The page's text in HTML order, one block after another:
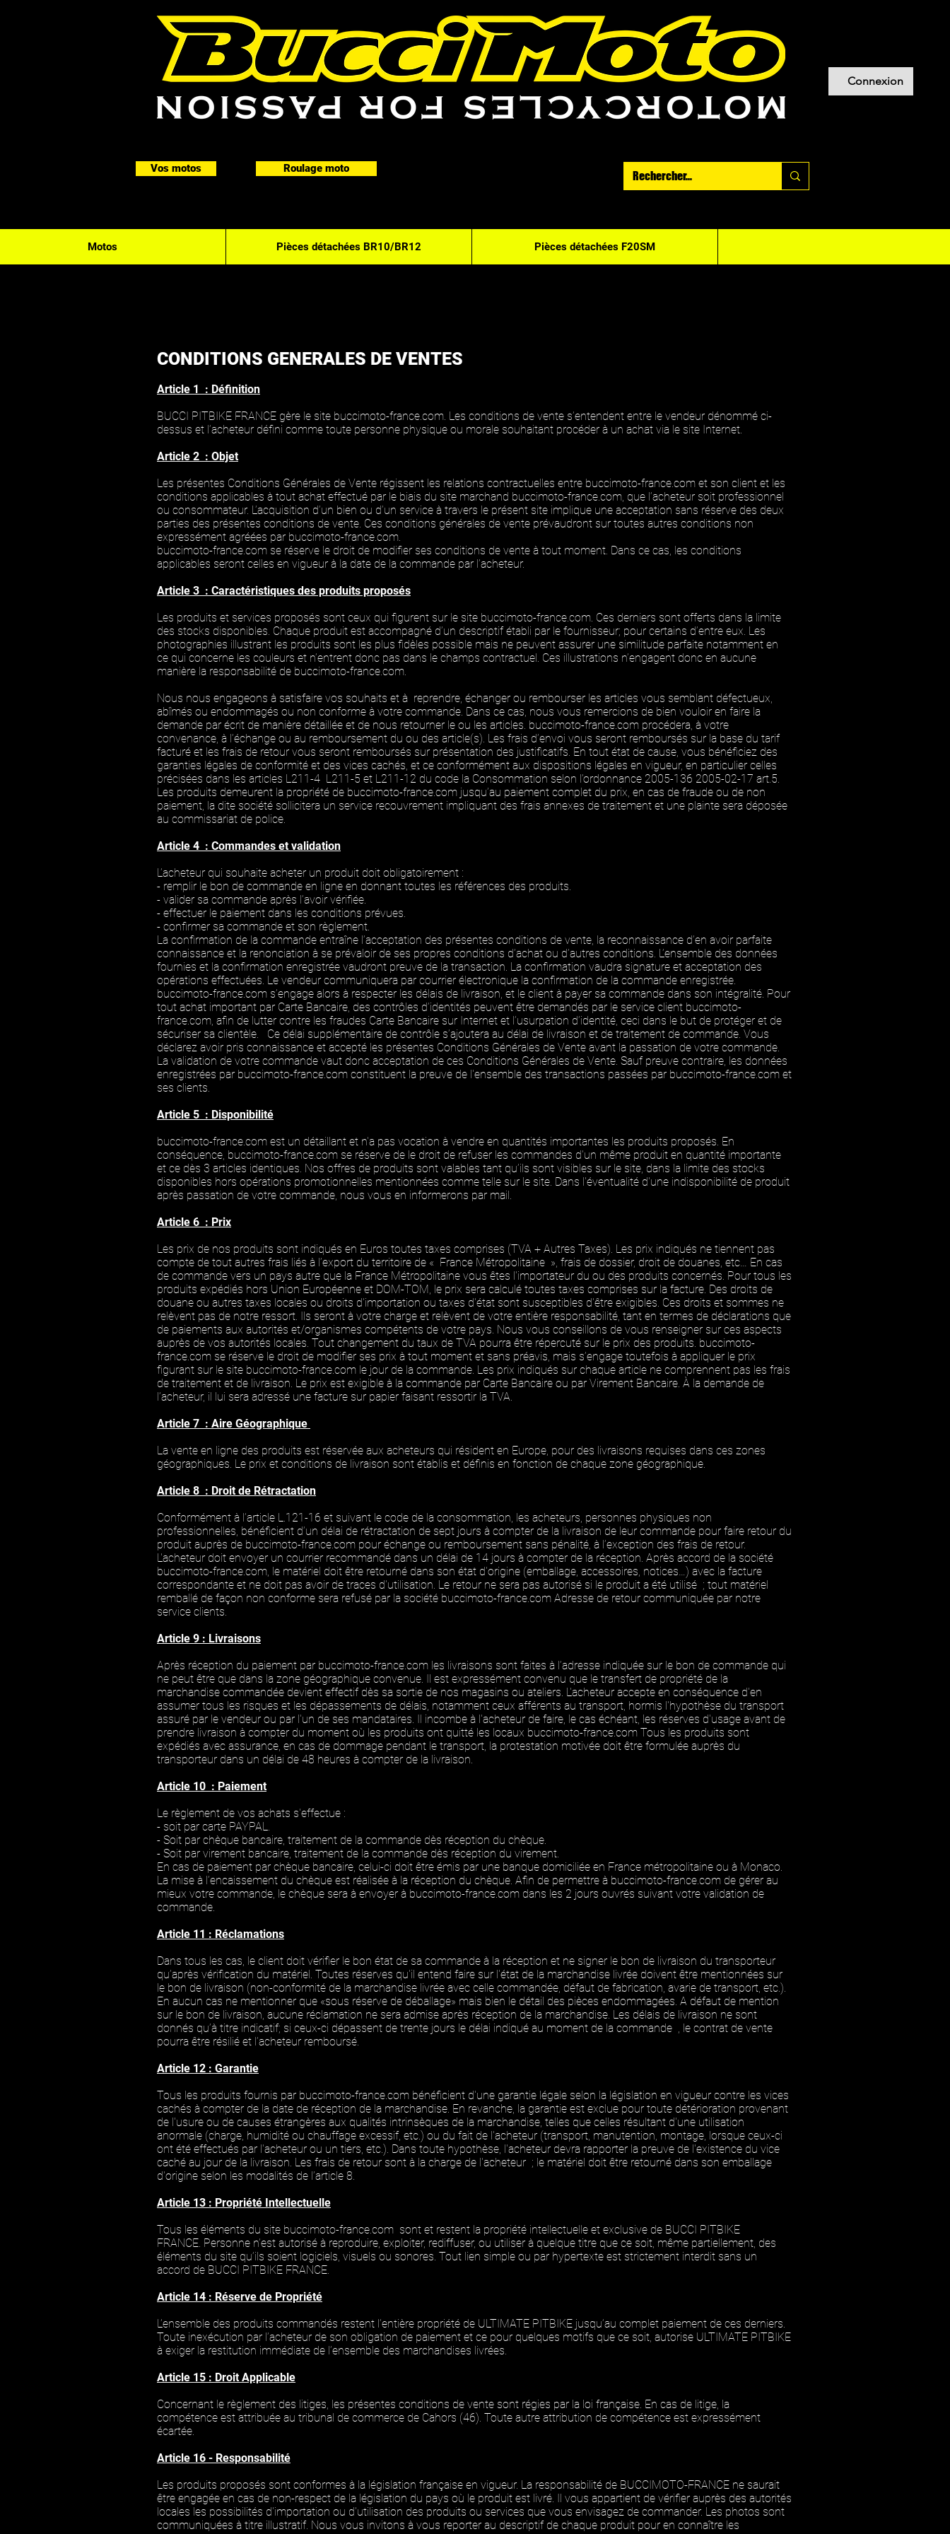
Connexion
Vos motos Roulage moto
Motos Pièces détachées BR10/BR12 Pièces détachées F20SM
CONDITIONS GENERALES DE VENTES
Article 1 : Définition
BUCCI PITBIKE FRANCE gère le site buccimoto-france.com. Les conditions de vente s’entendent entre le vendeur dénommé ci-
dessus et l’acheteur défini comme toute personne physique ou morale souhaitant procéder à un achat via le site Internet.
Article 2 : Objet
Les présentes Conditions Générales de Vente régissent les relations contractuelles entre buccimoto-france.com et son client et les
conditions applicables à tout achat effectué par le biais du site marchand buccimoto-france.com, que l’acheteur soit professionnel
ou consommateur. L’acquisition d’un bien ou d’un service à travers le présent site implique une acceptation sans réserve des deux
parties des présentes conditions de vente. Ces conditions générales de vente prévaudront sur toutes autres conditions non
expressément agréées par buccimoto-france.com.
buccimoto-france.com se réserve le droit de modifier ses conditions de vente à tout moment. Dans ce cas, les conditions
applicables seront celles en vigueur à la date de la commande par l’acheteur.
Article 3 : Caractéristiques des produits proposés
Les produits et services proposés sont ceux qui figurent sur le site buccimoto-france.com. Ces derniers sont offerts dans la limite
des stocks disponibles. Chaque produit est accompagné d’un descriptif établi par le fournisseur; pour certains d’entre eux. Les
photographies illustrant les produits sont les plus fidèles possible mais ne peuvent assurer une similitude parfaite notamment en
ce qui concerne les couleurs et n’entrent donc pas dans le champs contractuel. Ces illustrations n’engagent donc en aucune
manière la responsabilité de buccimoto-france.com.
Nous nous engageons à satisfaire vos souhaits et à reprendre, échanger ou rembourser les articles vous semblant défectueux,
abîmés ou endommagés ou non conforme à votre commande. Dans ce cas, nous vous remercions de bien vouloir en faire la
demande par écrit de manière détaillée et de nous retourner le ou les articles. buccimoto-france.com procédera, à votre
convenance, à l’échange ou au remboursement du ou des article(s). Les frais d’envoi vous seront remboursés sur la base du tarif
facturé et les frais de retour vous seront remboursés sur présentation des justificatifs. En tout état de cause, vous bénéficiez des
garanties légales de conformité et des vices cachés, et ce conformément aux dispositions légales en vigueur, en particulier celles
précisées dans les articles L211-4 L211-5 et L211-12 du code la Consommation selon l’ordonnance 2005-136 2005-02-17 art.5.
Les produits demeurent la propriété de buccimoto-france.com jusqu’au paiement complet du prix, en cas de fraude ou de non
paiement, la dite société sollicitera un service recouvrement impliquant des frais annexes de traitement et une plainte sera déposée
au commissariat de police.
Article 4 : Commandes et validation
L’acheteur qui souhaite acheter un produit doit obligatoirement :
- remplir le bon de commande en ligne en donnant toutes les références des produits.
- valider sa commande après l’avoir vérifiée.
- effectuer le paiement dans les conditions prévues.
- confirmer sa commande et son règlement.
La confirmation de la commande entraîne l’acceptation des présentes conditions de vente, la reconnaissance d’en avoir parfaite
connaissance et la renonciation à se prévaloir de ses propres conditions d’achat ou d’autres conditions. L’ensemble des données
fournies et la confirmation enregistrée vaudront preuve de la transaction. La confirmation vaudra signature et acceptation des
opérations effectuées. Le vendeur communiquera par courrier électronique la confirmation de la commande enregistrée.
buccimoto-france.com s’engage alors à respecter les délais de livraison, et le client à payer sa commande dans son intégralité. Pour
tout achat important par Carte Bancaire, des contrôles d’identités peuvent être demandés par le service client buccimoto-
france.com, afin de lutter contre les fraudes Carte Bancaire sur Internet et l’usurpation d’identité, ceci dans le but de protéger et de
sécuriser sa clientèle. Ce délai supplémentaire de contrôle s’ajoutera au délai de livraison et de traitement de commande. Vous
déclarez avoir pris connaissance et accepté les présentes Conditions Générales de Vente avant la passation de votre commande.
La validation de votre commande vaut donc acceptation de ces Conditions Générales de Vente. Sauf preuve contraire, les données
enregistrées par buccimoto-france.com constituent la preuve de l'ensemble des transactions passées par buccimoto-france.com et
ses clients.
Article 5 : Disponibilité
buccimoto-france.com est un détaillant et n'a pas vocation à vendre en quantités importantes les produits proposés. En
conséquence, buccimoto-france.com se réserve de le droit de refuser les commandes d'un même produit en quantité importante
et ce dès 3 articles identiques. Nos offres de produits sont valables tant qu’ils sont visibles sur le site, dans la limite des stocks
disponibles hors opérations promotionnelles mentionnées comme telle sur le site. Dans l'éventualité d'une indisponibilité de produit
après passation de votre commande, nous vous en informerons par mail.
Article 6 : Prix
Les prix de nos produits sont indiqués en Euros toutes taxes comprises (TVA + Autres Taxes). Les prix indiqués ne tiennent pas
compte de tout autres frais liés à l’export du territoire de « France Métropolitaine », frais de dossier, droit de douanes, etc… En cas
de commande vers un pays autre que la France Métropolitaine vous êtes l'importateur du ou des produits concernés. Pour tous les
produits expédiés hors Union Européenne et DOM-TOM, le prix sera calculé toutes taxes comprises sur la facture. Des droits de
douane ou autres taxes locales ou droits d'importation ou taxes d'état sont susceptibles d'être exigibles. Ces droits et sommes ne
relèvent pas de notre ressort. Ils seront à votre charge et relèvent de votre entière responsabilité, tant en termes de déclarations que
de paiements aux autorités et/organismes compétents de votre pays. Nous vous conseillons de vous renseigner sur ces aspects
auprès de vos autorités locales. Tout changement du taux de TVA pourra être répercuté sur le prix des produits. buccimoto-
france.com se réserve le droit de modifier ses prix à tout moment et sans préavis, mais s’engage toutefois à appliquer le prix
figurant sur le site buccimoto-france.com le jour de la commande. Les prix indiqués sur chaque article ne comprennent pas les frais
de traitement et de livraison. Le prix est exigible à la commande par Carte Bancaire ou par Virement Bancaire. À la demande de
l’acheteur, il lui sera adressé une facture sur papier faisant ressortir la TVA.
Article 7 : Aire Géographique
La vente en ligne des produits est réservée aux acheteurs qui résident en Europe, pour des livraisons requises dans ces zones
géographiques. Le prix et conditions de livraison sont établis et définis en fonction de chaque zone géographique.
Article 8 : Droit de Rétractation
Conformément à l’article L.121-16 et suivant le code de la consommation, les acheteurs, personnes physiques non
professionnelles, bénéficient d’un délai de rétractation de sept jours à compter de la livraison de leur commande pour faire retour du
produit auprès de buccimoto-france.com pour échange ou remboursement sans pénalité, à l’exception des frais de retour.
L'acheteur doit envoyer un courrier recommandé dans un délai de 14 jours à compter de la réception. Après accord de la société
buccimoto-france.com, le matériel doit être retourné dans son état d'origine (emballage, accessoires, notices…) avec la facture
correspondante et ne doit pas avoir de traces d'utilisation. Le retour ne sera pas autorisé si le produit a été utilisé ; tout matériel
remballé de façon non conforme sera refusé par la société buccimoto-france.com Adresse de retour communiquée par notre
service clients.
Article 9 : Livraisons
Après réception du paiement par buccimoto-france.com les livraisons sont faites à l’adresse indiquée sur le bon de commande qui
ne peut être que dans la zone géographique convenue. Il est expressément convenu que le transfert de propriété de la
marchandise commandée devient effectif dès sa sortie de nos magasins ou ateliers. L'acheteur accepte en conséquence d'en
assumer tous les risques et les dépassements de délais, notamment ceux afférents au transport, hormis l'hypothèse du transport
assuré par le vendeur ou par l'un de ses mandataires. Il incombe à l'acheteur de faire, le cas échéant, les réserves d'usage avant de
prendre livraison à compter du moment où les produits ont quitté les locaux buccimoto-france.com Tous les produits sont
expédiés avec assurance, en cas de dommage pendant le transport, la protestation motivée doit être formulée auprès du
transporteur dans un délai de 48 heures à compter de la livraison.
Article 10 : Paiement
Le règlement de vos achats s'effectue :
- soit par carte PAYPAL.
- Soit par chèque bancaire, traitement de la commande dès réception du chèque.
- Soit par virement bancaire, traitement de la commande dès réception du virement.
En cas de paiement par chèque bancaire, celui-ci doit être émis par une banque domiciliée en France métropolitaine ou à Monaco.
La mise à l’encaissement du chèque est réalisée à la réception du chèque. Afin de permettre à buccimoto-france.com de gérer au
mieux votre commande, le chèque sera à envoyer à buccimoto-france.com dans les 2 jours ouvrés suivant votre validation de
commande.
Article 11 : Réclamations
Dans tous les cas, le client doit vérifier le bon état de sa commande à la réception et ne signer le bon de livraison du transporteur
qu’après vérification du matériel. Toutes réserves qu'il entend faire sur l'état de la marchandise livrée doivent être mentionnées sur
le bon de livraison (non-conformité de la marchandise livrée avec celle commandée, défaut de fabrication, avarie de transport, etc.).
En aucun cas ne mentionner que «sous réserve de déballage» mais bien le détail des pièces endommagées. A défaut de mention
sur le bon de livraison, aucune réclamation ne sera admise après réception de la marchandise. Les délais de livraison ne sont
donnés qu’à titre indicatif; si ceux-ci dépassent de trente jours le délai indiqué au moment de la commande , le contrat de vente
pourra être résilié et l’acheteur remboursé.
Article 12 : Garantie
Tous les produits fournis par buccimoto-france.com bénéficient d'une garantie légale selon la législation en vigueur contre les vices
cachés à compter de la date de réception de la marchandise. En revanche, la garantie est exclue pour toute détérioration provenant
de l'usure ou de causes étrangères aux qualités intrinsèques de la marchandise, telles que celles résultant d'une utilisation
anormale (charge, humidité ou chauffage excessif, etc.) ou du fait de l'acheteur (transport, manutention, montage, lorsque ceux-ci
ont été effectués par l'acheteur ou un tiers, etc.). Dans toute hypothèse, l'acheteur devra rapporter la preuve de l'existence du vice
caché au jour de la livraison. Les frais de retour sont à la charge de l'acheteur ; le matériel doit être retourné dans son emballage
d'origine selon les modalités de l’article 8.
Article 13 : Propriété Intellectuelle
Tous les éléments du site buccimoto-france.com sont et restent la propriété intellectuelle et exclusive de BUCCI PITBIKE
FRANCE. Personne n’est autorisé à reproduire, exploiter, rediffuser, ou utiliser à quelque titre que ce soit, même partiellement, des
éléments du site qu’ils soient logiciels, visuels ou sonores. Tout lien simple ou par hypertexte est strictement interdit sans un
accord de BUCCI PITBIKE FRANCE.
Article 14 : Réserve de Propriété
L’ensemble des produits commandés restent l’entière propriété de ULTIMATE PITBIKE jusqu’au complet paiement de ces derniers.
Toute inexécution par l’acheteur de son obligation de paiement et ce pour quelques motifs que ce soit, autorise ULTIMATE PITBIKE
à exiger la restitution immédiate de l’ensemble des marchandises livrées.
Article 15 : Droit Applicable
Concernant le règlement des litiges, les présentes conditions de vente sont régies par la loi française. En cas de litige, la
compétence est attribuée au tribunal de commerce de Cahors (46). Toute autre attribution de compétence est expressément
écartée.
Article 16 - Responsabilité
Les produits proposés sont conformes à la législation française en vigueur. La responsabilité de BUCCIMOTO-FRANCE ne saurait
être engagée en cas de non-respect de la législation du pays où le produit est livré. Il vous appartient de vérifier auprès des autorités
locales les possibilités d'importation ou d'utilisation des produits ou services que vous envisagez de commander. Les photos sont
communiquées à titre illustratif. Nous vous invitons à vous reporter au descriptif de chaque produit pour en connaître les